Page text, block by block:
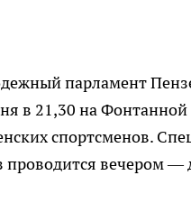
парламент
в 21,30 на
спортсменов.
проводится вечером —